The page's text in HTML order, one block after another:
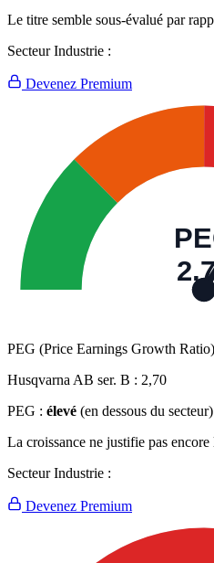
Le titre semble sous-évalué par
Secteur Industrie :
Devenez Premium
PEG (Price Earnings Growth Ratio)
Husqvarna AB ser. B : 2,70
PEG : élevé (en dessous du secteur)
La croissance ne justifie pas
Secteur Industrie :
Devenez Premium